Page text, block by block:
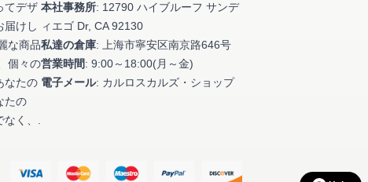
てデザ
届けし
な商品
個々の
なたの
たの
く、.
本社事務所: 12790 ハイブルーフ サンデ
ィエゴ Dr, CA 92130
私達の倉庫: 上海市寧安区南京路646号
営業時間: 9:00～18:00(月～金)
電子メール: カルロスカルズ・ショップ